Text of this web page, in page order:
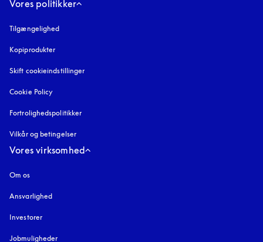
Vores politikker
Tilgængelighed
Kopiprodukter
Skift cookieindstillinger
Cookie Policy
Fortrolighedspolitikker
Vilkår og betingelser
Vores virksomhed
Om os
Ansvarlighed
Investorer
Jobmuligheder